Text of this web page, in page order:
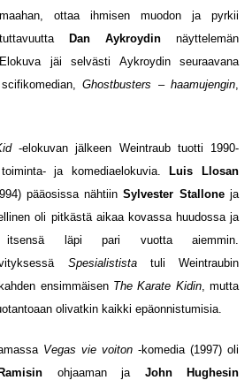
ottaa ihmisen muodon ja pyrkii
Dan Aykroydin näyttelemän
jäi selvästi Aykroydin seuraavana
Ghostbusters – haamujengin,
-elokuvan jälkeen Weintraub tuotti 1990-
ja komediaelokuvia.
Luis Llosan
pääosissa nähtiinSylvester Stalloneja
oli pitkästä aikaa kovassa huudossa ja
itsensä läpi pari vuotta aiemmin.
Spesialististatuli Weintraubin
ensimmäisen The Karate Kidin, mutta
olivatkin kaikki epäonnistumisia.
Vegas vie voiton -komedia (1997) oli
ohjaaman ja John Hughesin